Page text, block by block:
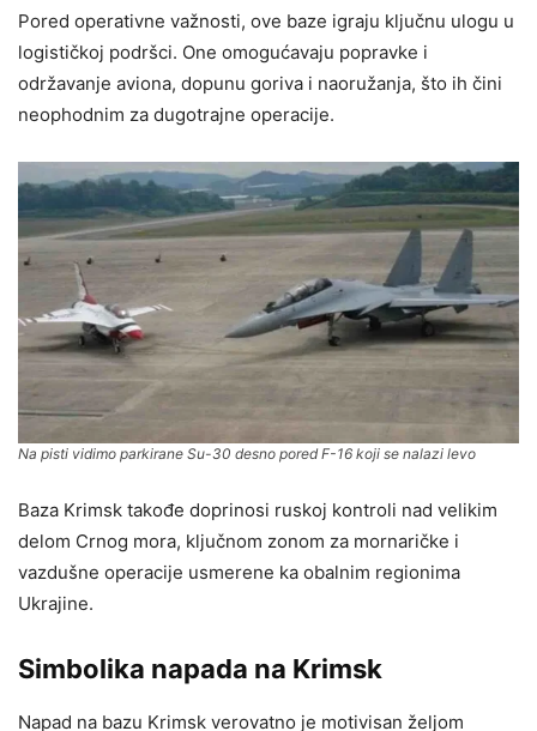
Pored operativne važnosti, ove baze igraju ključnu ulogu u
logističkoj podršci. One omogućavaju popravke i
održavanje aviona, dopunu goriva i naoružanja, što ih čini
neophodnim za dugotrajne operacije.
Na pisti vidimo parkirane Su-30 desno pored F-16 koji se nalazi levo
Baza Krimsk takođe doprinosi ruskoj kontroli nad velikim
delom Crnog mora, ključnom zonom za mornaričke i
vazdušne operacije usmerene ka obalnim regionima
Ukrajine.
Simbolika napada na Krimsk
Napad na bazu Krimsk verovatno je motivisan željom